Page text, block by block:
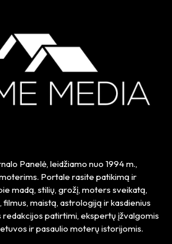
Panelė, leidžiamo nuo 1994 m.,
Portale rasite patikimą ir
madą, stilių, grožį, moters sveikatą,
maistą, astrologiją ir kasdienius
redakcijos patirtimi, ekspertų įžvalgomis
ir pasaulio moterų istorijomis.